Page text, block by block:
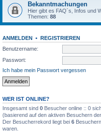
Bekanntmachungen
Hier gibt es FAQ´s, Infos und
Themen: 88
ANMELDEN • REGISTRIEREN
Benutzername:
Passwort:
Ich habe mein Passwort vergessen
WER IST ONLINE?
Insgesamt sind 0 Besucher online :: 0
(basierend auf den aktiven Besuchern
Der Besucherrekord liegt bei 6
waren.